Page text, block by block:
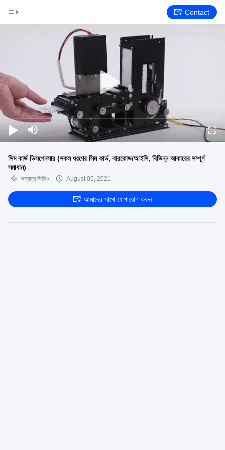
Contact
সিম কার্ড ডিসপেনসার (সকল ধরণের সিম কার্ড, বারকোড/আইসি, বিভিন্ন আকারের সম্পূর্ণ
সমাধান)
অন্যান্য ভিডিও August 05, 2021
আমাদের সাথে যোগাযোগ করুন